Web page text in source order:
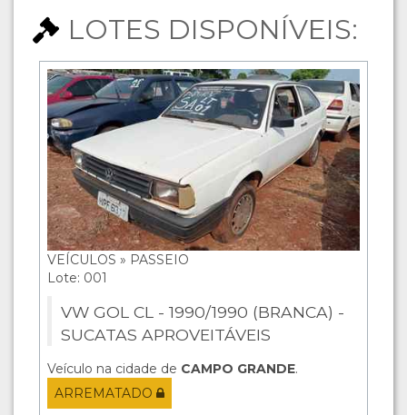
LOTES DISPONÍVEIS:
VEÍCULOS » PASSEIO
Lote: 001
VW GOL CL - 1990/1990 (BRANCA) -
SUCATAS APROVEITÁVEIS
Veículo na cidade de CAMPO GRANDE.
ARREMATADO